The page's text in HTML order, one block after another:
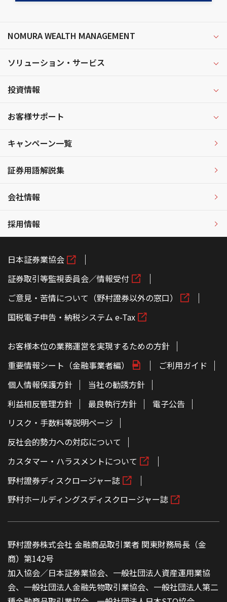
NOMURA WEALTH MANAGEMENT
ソリューション・サービス
投資情報
お客様サポート
キャンペーン一覧
証券用語解説集
会社情報
採用情報
日本証券業協会
証券取引等監視委員会／情報受付
ご意見・苦情について（野村證券以外の窓口）
国税電子申告・納税システム e-Tax
お客様本位の業務運営を実現するための方針
重要情報シート（金融事業者編）
ご利用ガイド
個人情報保護方針
当社の勧誘方針
利益相反管理方針
最良執行方針
電子公告
リスク・手数料等説明ページ
反社会的勢力への対応について
カスタマー・ハラスメントについて
野村證券ディスクロージャー誌
野村ホールディングスディスクロージャー誌
野村證券株式会社 金融商品取引業者 関東財務局長（金
商）第142号
加入協会／日本証券業協会、一般社団法人資産運用業協
会、一般社団法人金融先物取引業協会、一般社団法人第二